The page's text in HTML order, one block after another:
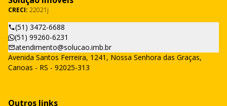
CRECI: 22021j
(51) 3472-6688
(51) 99260-6231
atendimento@solucao.imb.br
Avenida Santos Ferreira, 1241, Nossa Senhora das Graças,
Canoas - RS - 92025-313
Outros links